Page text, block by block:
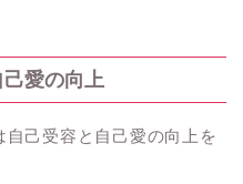
愛の向上
自己受容と自己愛の向上を